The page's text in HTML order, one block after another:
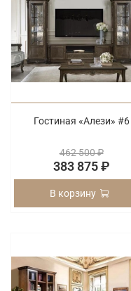
Гостиная «Алези» #6
462 500 ₽
383 875 ₽
В корзину